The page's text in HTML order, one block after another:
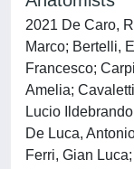
2021 De Caro,
Marco; Bertelli,
Francesco;
Amelia;
Lucio
De Luca,
Ferri, Gian